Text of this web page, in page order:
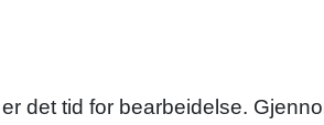
det tid for bearbeidelse.